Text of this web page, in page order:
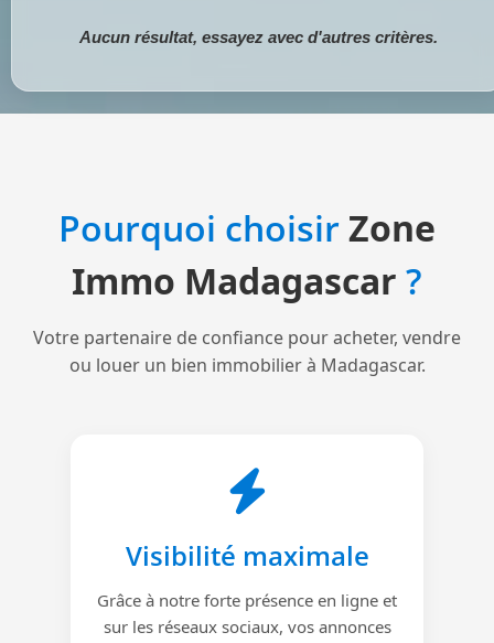
Aucun résultat, essayez avec d'autres critères.
Pourquoi choisirZone
Immo Madagascar ?
Votre partenaire de confiance pour acheter, vendre
ou louer un bien immobilier à Madagascar.
Visibilité maximale
Grâce à notre forte présence en ligne et
sur les réseaux sociaux, vos annonces